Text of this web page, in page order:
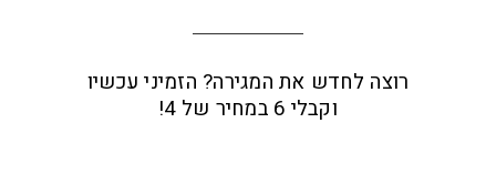
רוצה לחדש את המגירה? הזמיני עכשיו
וקבלי 6 במחיר של 4!